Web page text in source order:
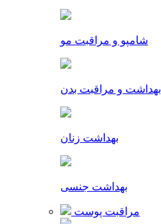
شامپو و مراقبت مو
بهداشت و مراقبت بدن
بهداشت زنان
بهداشت جنسی
مراقبت پوست